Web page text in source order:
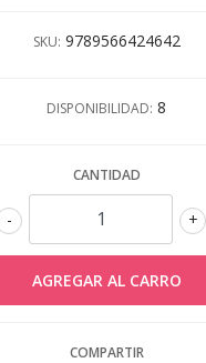
SKU: 9789566424642
DISPONIBILIDAD: 8
CANTIDAD
+
-
COMPARTIR